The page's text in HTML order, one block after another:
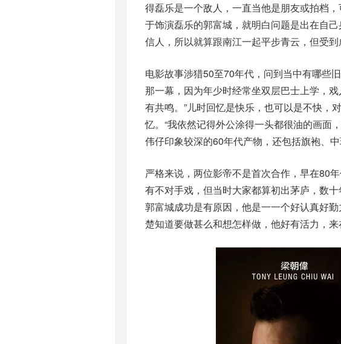
得磊乐是一个敌人，一直当他是朋友或拍档
于饰演磊乐的郭富城，就明白问题是出在自
信人，所以就算跟南江一起平步青云，但受
电影故事涉猎50至70年代，问到当中有哪些
那一幕，因为年少时经常坐双层巴士上学，
有共鸣。”儿时回忆是快乐，也可以是不快，
忆。“我依然记得外公涂得一头都很油的画面
伟仔印象较深的60年代产物，还包括旗袍、
严格来说，两位影帝不是首次合作，早在80
有不对手戏，但当时大家都算初出茅庐，数
郭富城成功是有原因，他是一一个好认真好
楚知道要做甚么和想怎样做，他好有活力，